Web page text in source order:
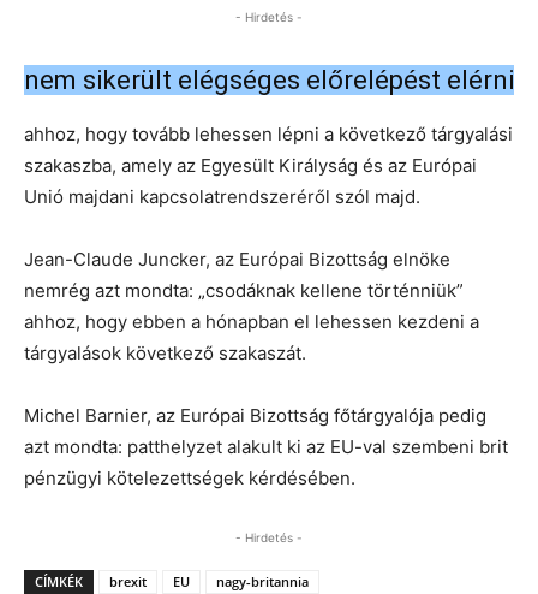
- Hirdetés -
nem sikerült elégséges előrelépést elérni
ahhoz, hogy tovább lehessen lépni a következő tárgyalási
szakaszba, amely az Egyesült Királyság és az Európai
Unió majdani kapcsolatrendszeréről szól majd.
Jean-Claude Juncker, az Európai Bizottság elnöke
nemrég azt mondta: „csodáknak kellene történniük”
ahhoz, hogy ebben a hónapban el lehessen kezdeni a
tárgyalások következő szakaszát.
Michel Barnier, az Európai Bizottság főtárgyalója pedig
azt mondta: patthelyzet alakult ki az EU-val szembeni brit
pénzügyi kötelezettségek kérdésében.
- Hirdetés -
CÍMKÉK brexit EU nagy-britannia